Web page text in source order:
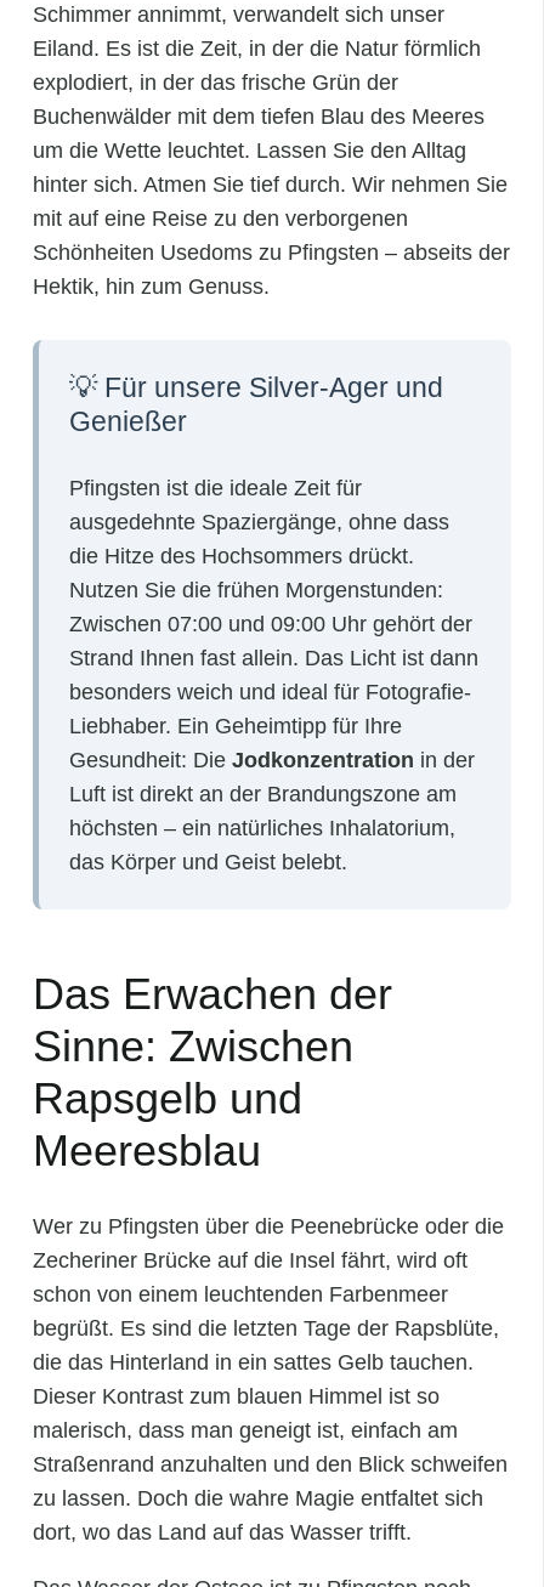
Schimmer annimmt, verwandelt sich unser
Eiland. Es ist die Zeit, in der die Natur förmlich
explodiert, in der das frische Grün der
Buchenwälder mit dem tiefen Blau des Meeres
um die Wette leuchtet. Lassen Sie den Alltag
hinter sich. Atmen Sie tief durch. Wir nehmen Sie
mit auf eine Reise zu den verborgenen
Schönheiten Usedoms zu Pfingsten – abseits der
Hektik, hin zum Genuss.
💡 Für unsere Silver-Ager und
Genießer
Pfingsten ist die ideale Zeit für
ausgedehnte Spaziergänge, ohne dass
die Hitze des Hochsommers drückt.
Nutzen Sie die frühen Morgenstunden:
Zwischen 07:00 und 09:00 Uhr gehört der
Strand Ihnen fast allein. Das Licht ist dann
besonders weich und ideal für Fotografie-
Liebhaber. Ein Geheimtipp für Ihre
Gesundheit: Die Jodkonzentration in der
Luft ist direkt an der Brandungszone am
höchsten – ein natürliches Inhalatorium,
das Körper und Geist belebt.
Das Erwachen der
Sinne: Zwischen
Rapsgelb und
Meeresblau
Wer zu Pfingsten über die Peenebrücke oder die
Zecheriner Brücke auf die Insel fährt, wird oft
schon von einem leuchtenden Farbenmeer
begrüßt. Es sind die letzten Tage der Rapsblüte,
die das Hinterland in ein sattes Gelb tauchen.
Dieser Kontrast zum blauen Himmel ist so
malerisch, dass man geneigt ist, einfach am
Straßenrand anzuhalten und den Blick schweifen
zu lassen. Doch die wahre Magie entfaltet sich
dort, wo das Land auf das Wasser trifft.